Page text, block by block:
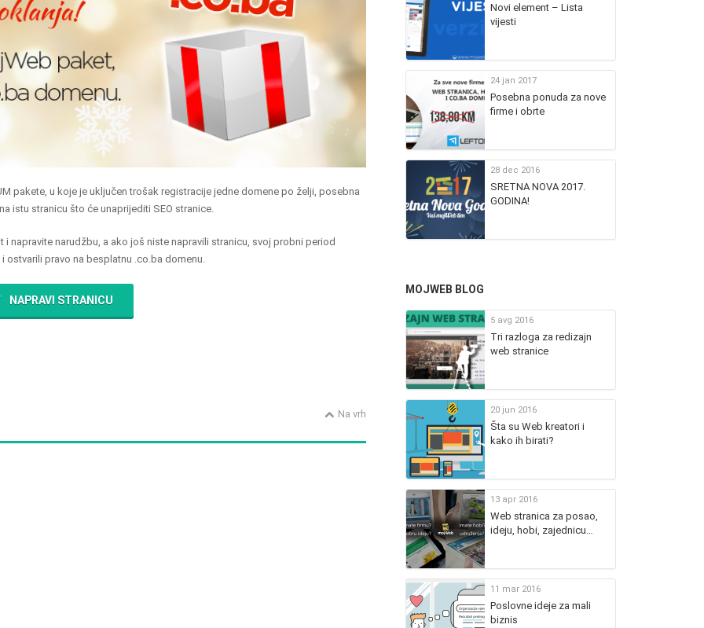
pakete, u koje je uključen trošak registracije jedne domene po želji, posebna
istu stranicu što će unaprijediti SEO stranice.
napravite narudžbu, a ako još niste napravili stranicu, svoj probni period
ostvarili pravo na besplatnu .co.ba domenu.
NAPRAVI STRANICU
Na vrh
Novi element – Lista
vijesti
24 jan 2017
Posebna ponuda za nove
firme i obrte
28 dec 2016
SRETNA NOVA 2017.
GODINA!
MOJWEB BLOG
5 avg 2016
Tri razloga za redizajn
web stranice
20 jun 2016
Šta su Web kreatori i
kako ih birati?
13 apr 2016
Web stranica za posao,
ideju, hobi, zajednicu…
11 mar 2016
Poslovne ideje za mali
biznis